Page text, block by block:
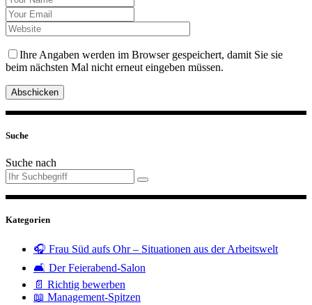
Ihre Angaben werden im Browser gespeichert, damit Sie sie
beim nächsten Mal nicht erneut eingeben müssen.
Abschicken
Suche
Suche nach
Kategorien
🎧 Frau Süd aufs Ohr – Situationen aus der Arbeitswelt
🛋️ Der Feierabend-Salon
📄 Richtig bewerben
📖 Management-Spitzen